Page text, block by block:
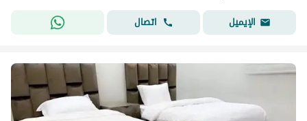
الإيميل
اتصال